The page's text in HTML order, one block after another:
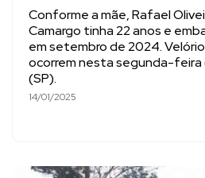
Conforme a mãe, Rafael
Camargo tinha 22 anos e
em setembro de 2024.
ocorrem nesta segunda-feira
(SP).
14/01/2025